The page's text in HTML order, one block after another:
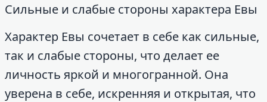
Сильные и слабые стороны характера Евы
Характер Евы сочетает в себе как сильные,
так и слабые стороны, что делает ее
личность яркой и многогранной. Она
уверена в себе, искренняя и открытая, что